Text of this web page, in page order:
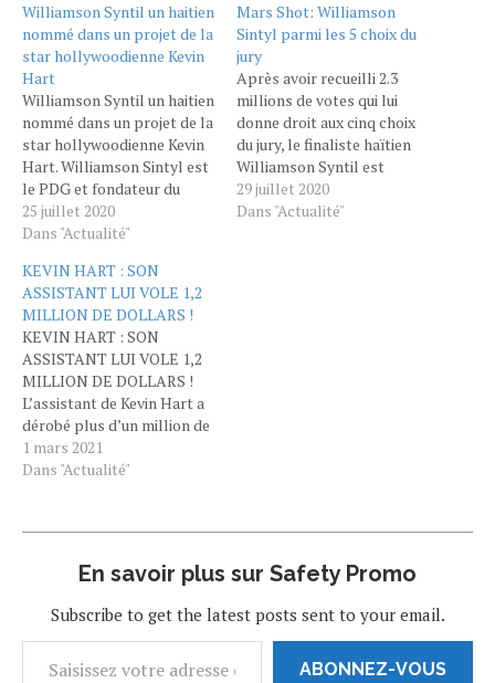
Williamson Syntil un haitien
nommé dans un projet de la
star hollywoodienne Kevin
Hart
Williamson Syntil un haitien
nommé dans un projet de la
star hollywoodienne Kevin
Hart. Williamson Sintyl est
le PDG et fondateur du
projet ARISE pour
l'humanité qui est une
lucratif qui vise à
autonomiser la prochaine
génération de jeunes
haïtiens grâce au mentorat.
Accompagner, guider,
conseiller…
25 juillet 2020
Dans "Actualité"
Mars Shot: Williamson
Sintyl parmi les 5 choix du
jury
Après avoir recueilli 2.3
millions de votes qui lui
donne droit aux cinq choix
du jury, le finaliste haïtien
Williamson Syntil est
convaincu de pouvoir
gagner le pari pour
29 juillet 2020
Dans "Actualité"
KEVIN HART : SON
ASSISTANT LUI VOLE 1,2
MILLION DE DOLLARS !
KEVIN HART : SON
ASSISTANT LUI VOLE 1,2
MILLION DE DOLLARS !
L’assistant de Kevin Hart a
dérobé plus d’un million de
dollars au comédien. Il
risque 25 ans de prison…
Hart a dû faire grise mine
trahison de…
1 mars 2021
Dans "Actualité"
En savoir plus sur Safety Promo
Subscribe to get the latest posts sent to your email.
ABONNEZ-VOUS